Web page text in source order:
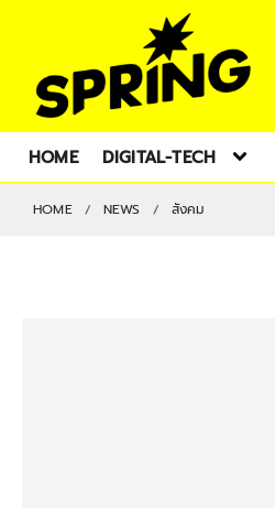
HOME DIGITAL-TECH
HOME NEWS สังคม